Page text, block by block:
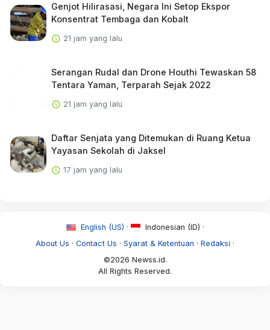
Genjot Hilirasasi, Negara Ini Setop Ekspor
Konsentrat Tembaga dan Kobalt
21 jam yang lalu
Serangan Rudal dan Drone Houthi Tewaskan 58
Tentara Yaman, Terparah Sejak 2022
21 jam yang lalu
Daftar Senjata yang Ditemukan di Ruang Ketua
Yayasan Sekolah di Jaksel
17 jam yang lalu
English (US) ·
Indonesian (ID) ·
About Us · Contact Us · Syarat & Ketentuan · Redaksi ·
©2026 Newss.id.
All Rights Reserved.